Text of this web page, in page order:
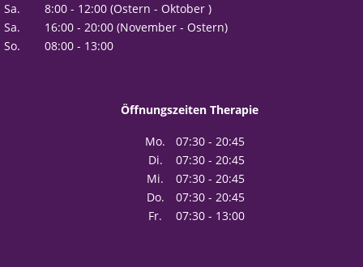
Sa.
8:00 - 12:00 (Ostern - Oktober )
Sa.
16:00 - 20:00 (November - Ostern)
So.
08:00 - 13:00
Öffnungszeiten Therapie
Mo.
07:30 - 20:45
Di.
07:30 - 20:45
Mi.
07:30 - 20:45
Do.
07:30 - 20:45
Fr.
07:30 - 13:00